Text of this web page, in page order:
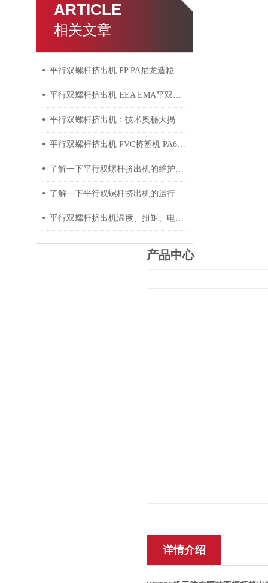
ARTICLE
相关文章
平行双螺杆挤出机 PP PA尼龙造粒机技术参数
平行双螺杆挤出机 EEA EMA平双挤出机 双螺杆挤出机技术参数
平行双螺杆挤出机：技术奥秘大揭秘！
平行双螺杆挤出机 PVC挤塑机 PA6+玻纤挤出造粒机技术参数
了解一下平行双螺杆挤出机的维护保养方法吧
了解一下平行双螺杆挤出机的运行过程吧
平行双螺杆挤出机温度、扭矩、电流控制要点
产品中心
详情介绍